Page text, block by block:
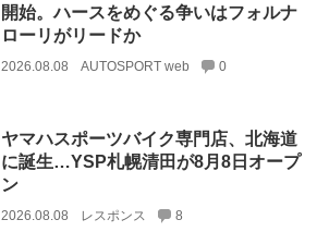
開始。ハースをめぐる争いはフォルナ
ローリがリードか
2026.08.08 AUTOSPORT web 0
ヤマハスポーツバイク専門店、北海道
に誕生…YSP札幌清田が8月8日オープ
ン
2026.08.08 レスポンス 8